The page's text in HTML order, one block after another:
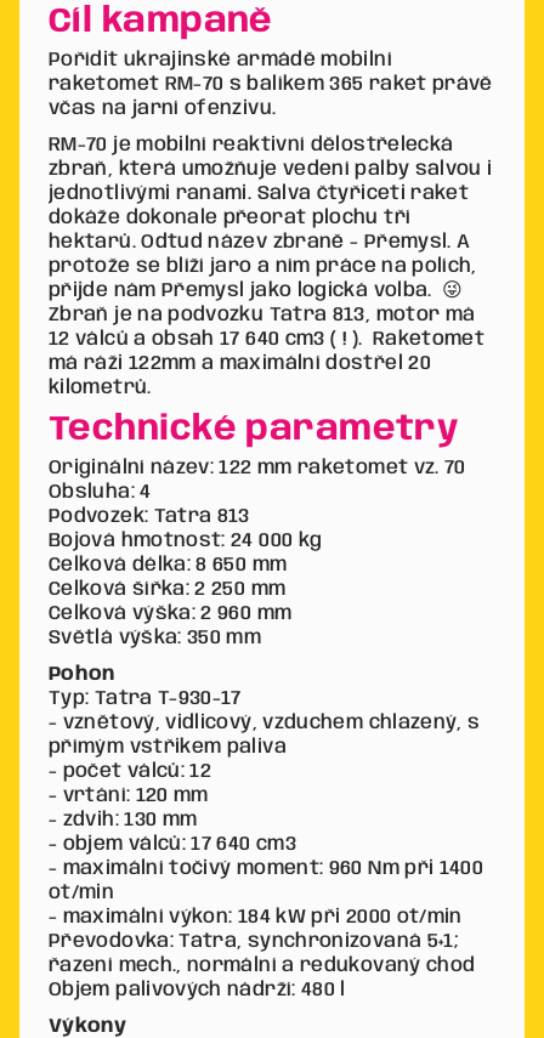
Cíl kampaně
Pořídit ukrajinské armádě mobilní
raketomet RM-70 s balíkem 365 raket právě
včas na jarní ofenzivu.
RM-70 je mobilní reaktivní dělostřelecká
zbraň, která umožňuje vedení palby salvou i
jednotlivými ranami. Salva čtyřiceti raket
dokáže dokonale přeorat plochu tří
hektarů. Odtud název zbraně - Přemysl. A
protože se blíží jaro a ním práce na polích,
přijde nám Přemysl jako logická volba. 😜
Zbraň je na podvozku Tatra 813, motor má
12 válců a obsah 17 640 cm3 ( ! ). Raketomet
má ráži 122mm a maximální dostřel 20
kilometrů.
Technické parametry
Originální název: 122 mm raketomet vz. 70
Obsluha: 4
Podvozek: Tatra 813
Bojová hmotnost: 24 000 kg
Celková délka: 8 650 mm
Celková šířka: 2 250 mm
Celková výška: 2 960 mm
Světlá výška: 350 mm
Pohon
Typ: Tatra T-930-17
- vznětový, vidlicový, vzduchem chlazený, s
přímým vstřikem paliva
- počet válců: 12
- vrtání: 120 mm
- zdvih: 130 mm
- objem válců: 17 640 cm3
- maximální točivý moment: 960 Nm při 1400
ot/min
- maximální výkon: 184 kW při 2000 ot/min
Převodovka: Tatra, synchronizovaná 5+1;
řazení mech., normální a redukovaný chod
Objem palivových nádrží: 480 l
Výkony